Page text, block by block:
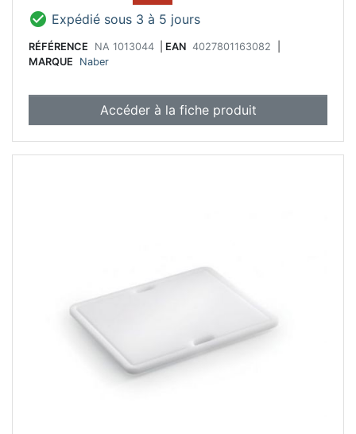
 Expédié sous 3 à 5 jours
RÉFÉRENCE NA 1013044 EAN 4027801163082
MARQUE
Naber
Accéder à la fiche produit